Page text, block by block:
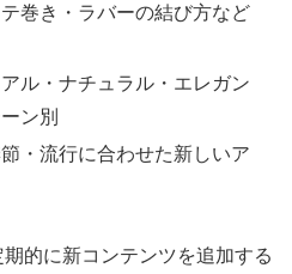
テ巻き・ラバーの結び方など
アル・ナチュラル・エレガン
ン別
節・流行に合わせた新しいア
的に新コンテンツを追加する